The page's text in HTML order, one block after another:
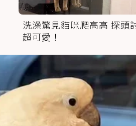
洗澡驚見貓咪爬高高 探頭
超可愛！